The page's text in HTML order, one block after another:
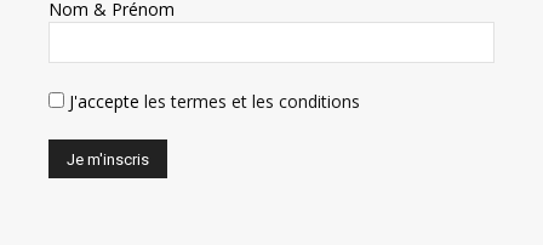
Nom & Prénom
J'accepte les termes et les conditions